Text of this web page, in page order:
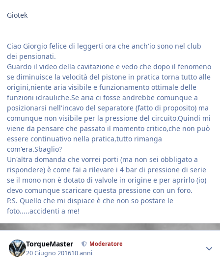
Giotek
Ciao Giorgio felice di leggerti ora che anch'io sono nel club
dei pensionati.
Guardo il video della cavitazione e vedo che dopo il fenomeno
se diminuisce la velocità del pistone in pratica torna tutto alle
origini,niente aria visibile e funzionamento ottimale delle
funzioni idrauliche.Se aria ci fosse andrebbe comunque a
posizionarsi nell'incavo del separatore (fatto di proposito) ma
comunque non visibile per la pressione del circuito.Quindi mi
viene da pensare che passato il momento critico,che non può
essere continuativo nella pratica,tutto rimanga
com'era.Sbaglio?
Un'altra domanda che vorrei porti (ma non sei obbligato a
rispondere) è come fai a rilevare i 4 bar di pressione di serie
se il mono non è dotato di valvole in origine e per aprirlo (io)
devo comunque scaricare questa pressione con un foro.
P.S. Quello che mi dispiace è che non so postare le
foto.....accidenti a me!
TorqueMaster Moderatore
20 Giugno 201610 anni